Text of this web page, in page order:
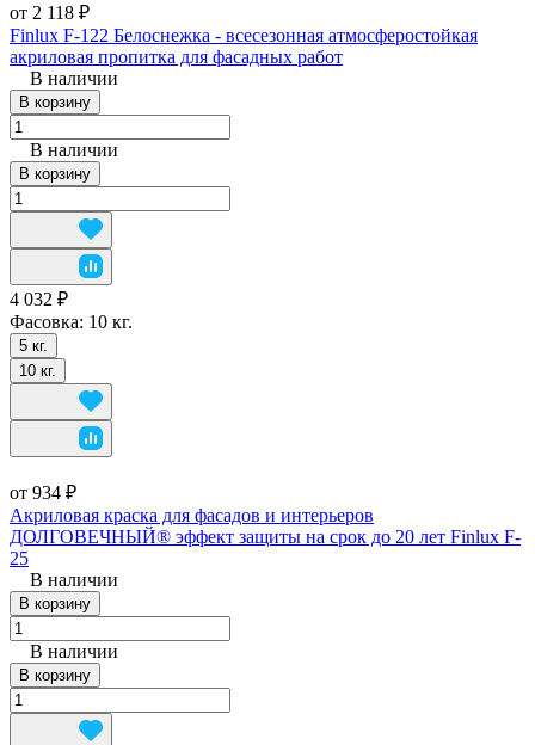
от 2 118 ₽
Finlux F-122 Белоснежка - всесезонная атмосферостойкая
акриловая пропитка для фасадных работ
В наличии
В корзину
В наличии
В корзину
4 032 ₽
Фасовка: 10 кг.
5 кг.
10 кг.
от 934 ₽
Акриловая краска для фасадов и интерьеров
ДОЛГОВЕЧНЫЙ® эффект защиты на срок до 20 лет Finlux F-
25
В наличии
В корзину
В наличии
В корзину